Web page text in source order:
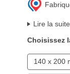
Lire la suite
Choisissez
140 x 200